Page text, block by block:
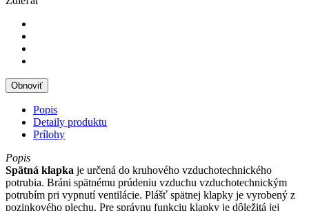
Popis
Detaily produktu
Prílohy
Popis
Spätná klapka je určená do kruhového vzduchotechnického
potrubia. Bráni spätnému prúdeniu vzduchu vzduchotechnickým
potrubím pri vypnutí ventilácie. Plášť spätnej klapky je vyrobený z
pozinkového plechu. Pre správnu funkciu klapky je dôležitá jej